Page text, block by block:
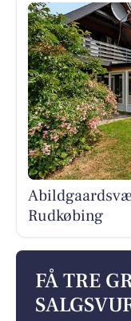
Rudkøbing
FÅ TRE